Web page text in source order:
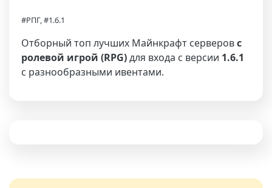
#РПГ, #1.6.1
Отборный топ лучших Майнкрафт серверовс
ролевой игрой (RPG)для входа с версии 1.6.1
с разнообразными ивентами.